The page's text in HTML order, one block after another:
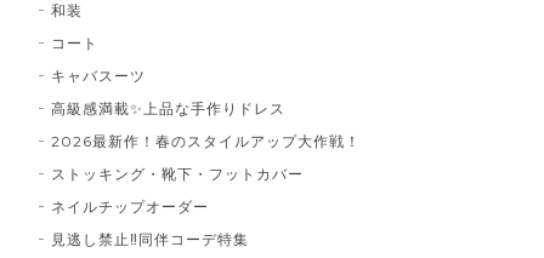
和装
コート
キャバスーツ
高級感満載✨上品な手作りドレス
2026最新作！春のスタイルアップ大作戦！
ストッキング・靴下・フットカバー
ネイルチップオーダー
見逃し禁止‼同伴コーデ特集